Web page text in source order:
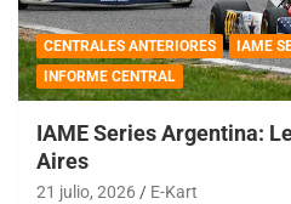
CENTRALES ANTERIORES
IAME
INFORME CENTRAL
IAME Series Argentina:
Aires
21 julio, 2026 E-Kart